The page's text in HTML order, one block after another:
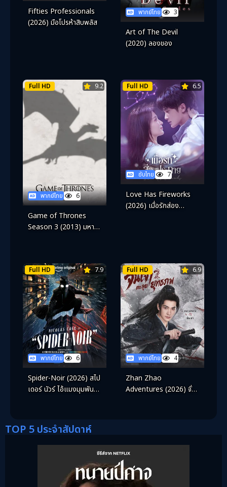
Fifties Professionals
(2026) มือโปรห้าสิบพลัส
พากย์ไทย 3
Art of The Devil
(2020) ลองของ
Full HD 9.2
พากย์ไทย 6
Game of Thrones
Season 3 (2013) มหา
Full HD 6.5
ซับไทย 7
Love Has Fireworks
(2026) เมื่อรักส่อง
Full HD 7.9
พากย์ไทย 6
Spider-Noir (2026) สไป
เดอร์ นัวร์ ไอ้แมงมุมพันธุ์
Full HD 6.9
พากย์ไทย 4
Zhan Zhao
Adventures (2026) จั่น
TOP 5 ประจำสัปดาห์